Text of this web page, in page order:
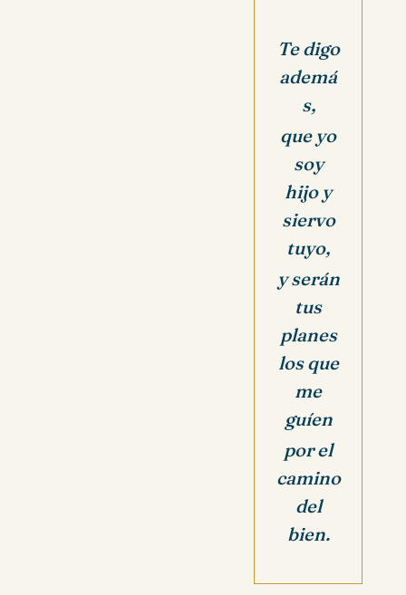
Te digo
ademá
s,
que yo
soy
hijo y
siervo
tuyo,
y serán
tus
planes
los que
me
guíen
por el
camino
del
bien.